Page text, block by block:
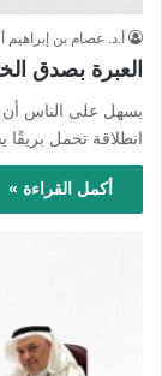
أ.د. عصام بن إبراهيم
العبرة بصدق
يسهل على الناس أن
انطلاقة تحمل
أكمل القراءة »